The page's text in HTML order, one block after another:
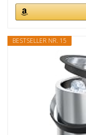
BESTSELLER NR. 15